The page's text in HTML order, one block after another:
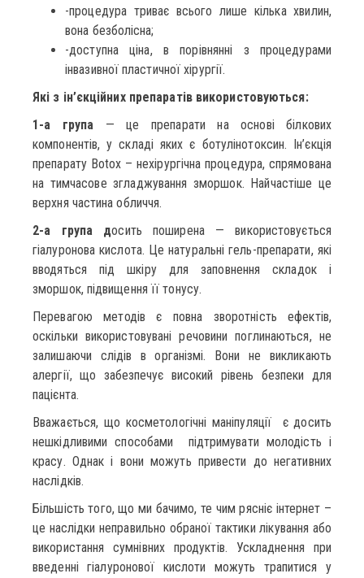
-процедура триває всього лише кілька хвилин,
вона безболісна;
-доступна ціна, в порівнянні з процедурами
інвазивної пластичної хірургії.
Які з ін’єкційних препаратів використовуються:
1-а група — це препарати на основі білкових
компонентів, у складі яких є ботулінотоксин. Ін’єкція
препарату Botox – нехірургічна процедура, спрямована
на тимчасове згладжування зморшок. Найчастіше це
верхня частина обличчя.
2-а група досить поширена — використовується
гіалуронова кислота. Це натуральні гель-препарати, які
вводяться під шкіру для заповнення складок і
зморшок, підвищення її тонусу.
Перевагою методів є повна зворотність ефектів,
оскільки використовувані речовини поглинаються, не
залишаючи слідів в організмі. Вони не викликають
алергії, що забезпечує високий рівень безпеки для
пацієнта.
Вважається, що косметологічні маніпуляції є досить
нешкідливими способами підтримувати молодість і
красу. Однак і вони можуть привести до негативних
наслідків. ⠀
Більшість того, що ми бачимо, те чим рясніє інтернет –
це наслідки неправильно обраної тактики лікування або
використання сумнівних продуктів. Ускладнення при
введенні гіалуронової кислоти можуть трапитися у